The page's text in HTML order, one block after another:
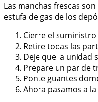
Las manchas frescas
estufa de gas de los
Cierre el
Retire todas las
Deje que la unidad
Prepare un par de
Ponte guantes
Ahora pasamos a